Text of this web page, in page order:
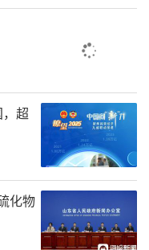
塔是临清的标志性
超
化物